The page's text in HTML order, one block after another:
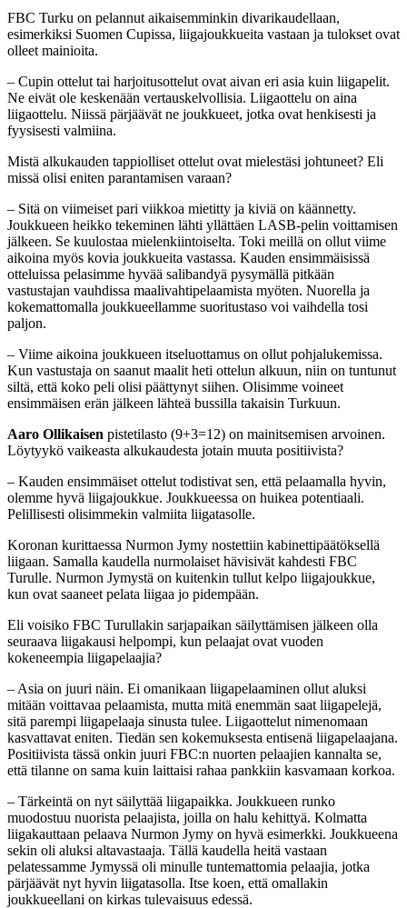
FBC Turku on pelannut aikaisemminkin divarikaudellaan,
esimerkiksi Suomen Cupissa, liigajoukkueita vastaan ja tulokset ovat
olleet mainioita.
– Cupin ottelut tai harjoitusottelut ovat aivan eri asia kuin liigapelit.
Ne eivät ole keskenään vertauskelvollisia. Liigaottelu on aina
liigaottelu. Niissä pärjäävät ne joukkueet, jotka ovat henkisesti ja
fyysisesti valmiina.
Mistä alkukauden tappiolliset ottelut ovat mielestäsi johtuneet? Eli
missä olisi eniten parantamisen varaan?
– Sitä on viimeiset pari viikkoa mietitty ja kiviä on käännetty.
Joukkueen heikko tekeminen lähti yllättäen LASB-pelin voittamisen
jälkeen. Se kuulostaa mielenkiintoiselta. Toki meillä on ollut viime
aikoina myös kovia joukkueita vastassa. Kauden ensimmäisissä
otteluissa pelasimme hyvää salibandyä pysymällä pitkään
vastustajan vauhdissa maalivahtipelaamista myöten. Nuorella ja
kokemattomalla joukkueellamme suoritustaso voi vaihdella tosi
paljon.
– Viime aikoina joukkueen itseluottamus on ollut pohjalukemissa.
Kun vastustaja on saanut maalit heti ottelun alkuun, niin on tuntunut
siltä, että koko peli olisi päättynyt siihen. Olisimme voineet
ensimmäisen erän jälkeen lähteä bussilla takaisin Turkuun.
Aaro Ollikaisen pistetilasto (9+3=12) on mainitsemisen arvoinen.
Löytyykö vaikeasta alkukaudesta jotain muuta positiivista?
– Kauden ensimmäiset ottelut todistivat sen, että pelaamalla hyvin,
olemme hyvä liigajoukkue. Joukkueessa on huikea potentiaali.
Pelillisesti olisimmekin valmiita liigatasolle.
Koronan kurittaessa Nurmon Jymy nostettiin kabinettipäätöksellä
liigaan. Samalla kaudella nurmolaiset hävisivät kahdesti FBC
Turulle. Nurmon Jymystä on kuitenkin tullut kelpo liigajoukkue,
kun ovat saaneet pelata liigaa jo pidempään.
Eli voisiko FBC Turullakin sarjapaikan säilyttämisen jälkeen olla
seuraava liigakausi helpompi, kun pelaajat ovat vuoden
kokeneempia liigapelaajia?
– Asia on juuri näin. Ei omanikaan liigapelaaminen ollut aluksi
mitään voittavaa pelaamista, mutta mitä enemmän saat liigapelejä,
sitä parempi liigapelaaja sinusta tulee. Liigaottelut nimenomaan
kasvattavat eniten. Tiedän sen kokemuksesta entisenä liigapelaajana.
Positiivista tässä onkin juuri FBC:n nuorten pelaajien kannalta se,
että tilanne on sama kuin laittaisi rahaa pankkiin kasvamaan korkoa.
– Tärkeintä on nyt säilyttää liigapaikka. Joukkueen runko
muodostuu nuorista pelaajista, joilla on halu kehittyä. Kolmatta
liigakauttaan pelaava Nurmon Jymy on hyvä esimerkki. Joukkueena
sekin oli aluksi altavastaaja. Tällä kaudella heitä vastaan
pelatessamme Jymyssä oli minulle tuntemattomia pelaajia, jotka
pärjäävät nyt hyvin liigatasolla. Itse koen, että omallakin
joukkueellani on kirkas tulevaisuus edessä.